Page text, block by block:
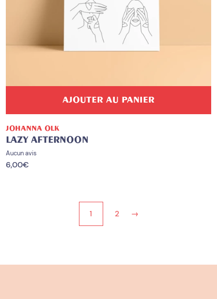
AJOUTER AU PANIER
JOHANNA OLK
LAZY AFTERNOON
Aucun avis
6,00€
1 2 →